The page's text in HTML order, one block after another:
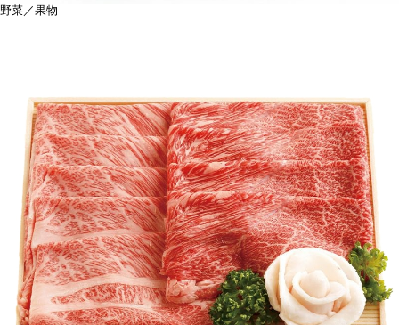
野菜／果物